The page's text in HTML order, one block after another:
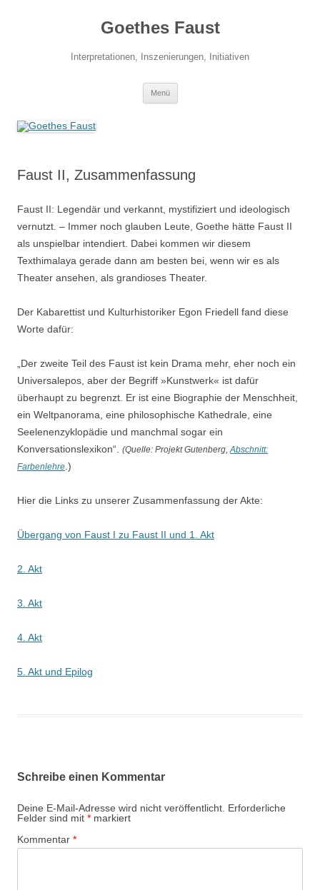
Goethes Faust
Interpretationen, Inszenierungen, Initiativen
Menü
Faust II, Zusammenfassung
Faust II: Legendär und verkannt, mystifiziert und ideologisch
vernutzt. – Immer noch glauben Leute, Goethe hätte Faust II
als unspielbar intendiert. Dabei kommen wir diesem
Texthimalaya gerade dann am besten bei, wenn wir es als
Theater ansehen, als grandioses Theater.
Der Kabarettist und Kulturhistoriker Egon Friedell fand diese
Worte dafür:
„Der zweite Teil des Faust ist kein Drama mehr, eher noch ein
Universalepos, aber der Begriff »Kunstwerk« ist dafür
überhaupt zu begrenzt. Er ist eine Biographie der Menschheit,
ein Weltpanorama, eine philosophische Kathedrale, eine
Seelenenzyklopädie und manchmal sogar ein
Konversationslexikon“. (Quelle: Projekt Gutenberg,Abschnitt:
Farbenlehre .)
Hier die Links zu unserer Zusammenfassung der Akte:
Übergang von Faust I zu Faust II und 1. Akt
2. Akt
3. Akt
4. Akt
5. Akt und Epilog
Schreibe einen Kommentar
Deine E-Mail-Adresse wird nicht veröffentlicht. Erforderliche
Felder sind mit * markiert
Kommentar *